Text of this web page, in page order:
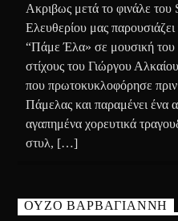
Ακριβως μετά το φινάλε
Ελευθερίου μας
“Πάμε Έλα» σε μουσική του
στίχους του Γιώργου
που πρωτοκυκλοφόρησε
Πάμελας και παραμένει ένα
αγαπημένα χορευτικά
στυλ, […]
ΟΥΖΟ ΒΑΡΒΑΓΙΑΝΝΗ